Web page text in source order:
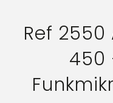
Ref 2550
450